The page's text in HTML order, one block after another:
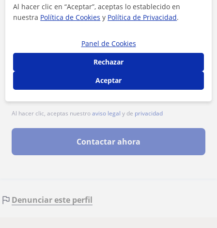
Al hacer clic, aceptas nuestroaviso legal y de privacidad
Contactar ahora
Denunciar este perfil
Al hacer clic en “Aceptar”, aceptas lo establecido en
nuestra Política de Cookies y Política de Privacidad.
Panel de Cookies
Rechazar
Aceptar